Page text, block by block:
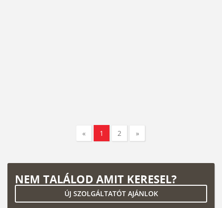
« 1 2 »
NEM TALÁLOD AMIT KERESEL?
ÚJ SZOLGÁLTATÓT AJÁNLOK